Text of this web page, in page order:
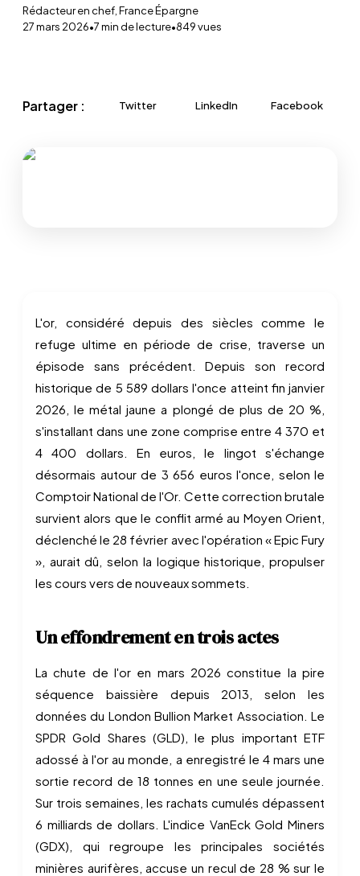
Rédacteur en chef, France Épargne
27 mars 2026•7min de lecture•849vues
Partager : Twitter LinkedIn Facebook
L'or, considéré depuis des siècles comme le
refuge ultime en période de crise, traverse un
épisode sans précédent. Depuis son record
historique de 5 589 dollars l'once atteint fin janvier
2026, le métal jaune a plongé de plus de 20 %,
s'installant dans une zone comprise entre 4 370 et
4 400 dollars. En euros, le lingot s'échange
désormais autour de 3 656 euros l'once, selon le
Comptoir National de l'Or. Cette correction brutale
survient alors que le conflit armé au Moyen Orient,
déclenché le 28 février avec l'opération « Epic Fury
», aurait dû, selon la logique historique, propulser
les cours vers de nouveaux sommets.
Un effondrement en trois actes
La chute de l'or en mars 2026 constitue la pire
séquence baissière depuis 2013, selon les
données du London Bullion Market Association. Le
SPDR Gold Shares (GLD), le plus important ETF
adossé à l'or au monde, a enregistré le 4 mars une
sortie record de 18 tonnes en une seule journée.
Sur trois semaines, les rachats cumulés dépassent
6 milliards de dollars. L'indice VanEck Gold Miners
(GDX), qui regroupe les principales sociétés
minières aurifères, accuse un recul de 28 % sur le